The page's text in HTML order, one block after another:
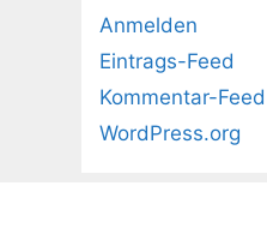
Anmelden
Eintrags-Feed
Kommentar-Feed
WordPress.org